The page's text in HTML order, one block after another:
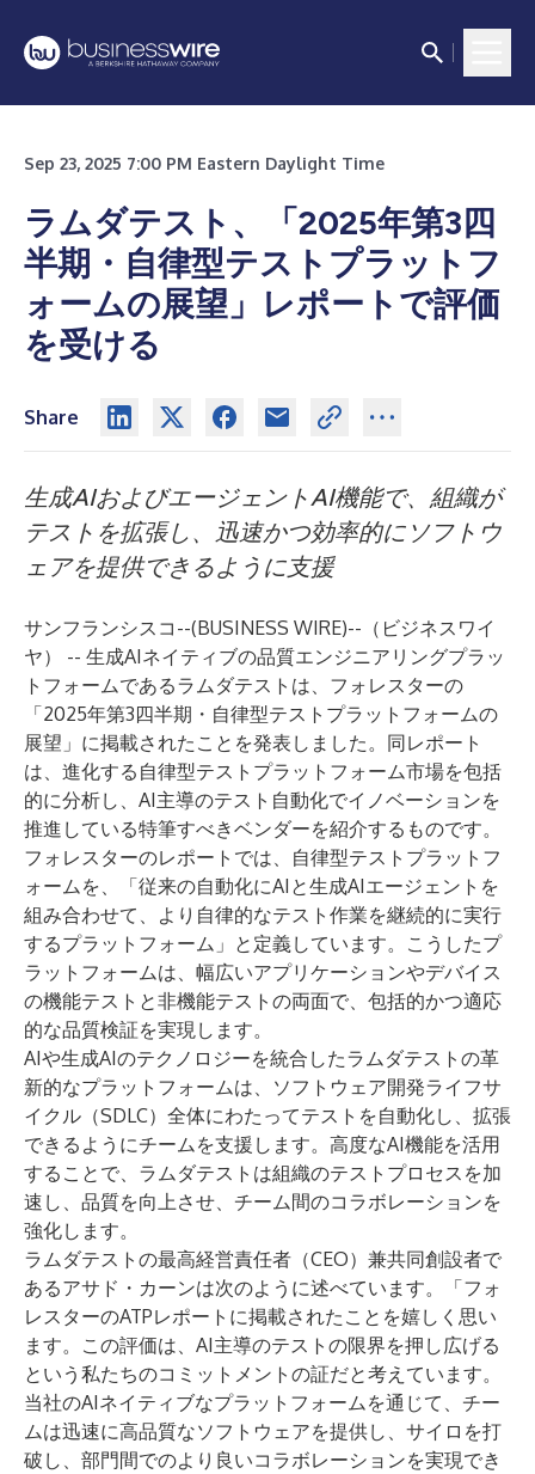
Sep 23, 2025 7:00 PM Eastern Daylight Time
ラムダテスト、「2025年第3四
半期・自律型テストプラットフ
ォームの展望」レポートで評価
を受ける
Share
生成AIおよびエージェントAI機能で、組織が
テストを拡張し、迅速かつ効率的にソフトウ
ェアを提供できるように支援
サンフランシスコ--(BUSINESS WIRE)-- （ビジネスワイ
ヤ） -- 生成AIネイティブの品質エンジニアリングプラッ
トフォームであるラムダテスト は、 フォレスターの
「2025年第3四半期・自律型テストプラットフォームの
展望」 に掲載されたことを発表しました。同レポート
は、進化する自律型テストプラットフォーム市場を包括
的に分析し、AI主導のテスト自動化でイノベーションを
推進している特筆すべきベンダーを紹介するものです。
フォレスターのレポートでは、自律型テストプラットフ
ォームを、「従来の自動化にAIと生成AIエージェントを
組み合わせて、より自律的なテスト作業を継続的に実行
するプラットフォーム」と定義しています。こうしたプ
ラットフォームは、幅広いアプリケーションやデバイス
の機能テストと非機能テストの両面で、包括的かつ適応
的な品質検証を実現します。
AIや生成AIのテクノロジーを統合したラムダテストの革
新的なプラットフォームは、ソフトウェア開発ライフサ
イクル（SDLC）全体にわたってテストを自動化し、拡張
できるようにチームを支援します。高度なAI機能を活用
することで、ラムダテストは組織のテストプロセスを加
速し、品質を向上させ、チーム間のコラボレーションを
強化します。
ラムダテストの最高経営責任者（CEO）兼共同創設者で
あるアサド・カーンは次のように述べています。「フォ
レスターのATPレポートに掲載されたことを嬉しく思い
ます。この評価は、AI主導のテストの限界を押し広げる
という私たちのコミットメントの証だと考えています。
当社のAIネイティブなプラットフォームを通じて、チー
ムは迅速に高品質なソフトウェアを提供し、サイロを打
破し、部門間でのより良いコラボレーションを実現でき